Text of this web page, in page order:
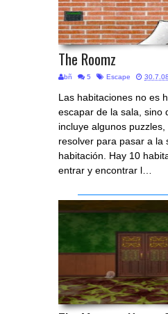
The Roomz
bñ 5 Escape 30.7.08
Las habitaciones no es
escapar de la sala, sino
incluye algunos
resolver para pasar a la
habitación. Hay 10
entrar y encontrar l…